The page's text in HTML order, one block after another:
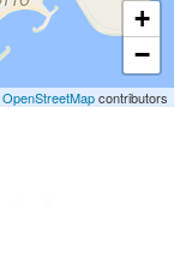
+
−
OpenStreetMapcontributors